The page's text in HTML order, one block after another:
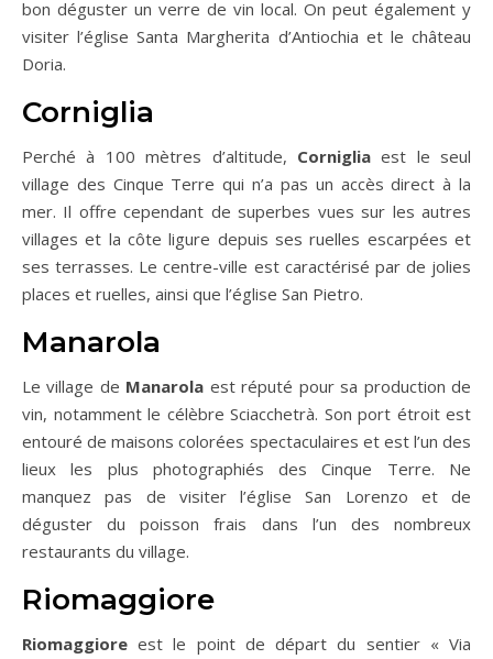
bon déguster un verre de vin local. On peut également y
visiter l’église Santa Margherita d’Antiochia et le château
Doria.
Corniglia
Perché à 100 mètres d’altitude, Cornigliaest le seul
village des Cinque Terre qui n’a pas un accès direct à la
mer. Il offre cependant de superbes vues sur les autres
villages et la côte ligure depuis ses ruelles escarpées et
ses terrasses. Le centre-ville est caractérisé par de jolies
places et ruelles, ainsi que l’église San Pietro.
Manarola
Le village de Manarola est réputé pour sa production de
vin, notamment le célèbre Sciacchetrà. Son port étroit est
entouré de maisons colorées spectaculaires et est l’un des
lieux les plus photographiés des Cinque Terre. Ne
manquez pas de visiter l’église San Lorenzo et de
déguster du poisson frais dans l’un des nombreux
restaurants du village.
Riomaggiore
Riomaggiore est le point de départ du sentier « Via